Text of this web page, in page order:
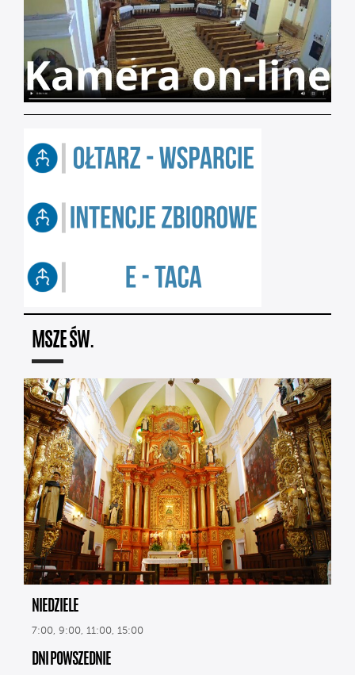
MSZE ŚW.
NIEDZIELE
7:00, 9:00, 11:00, 15:00
DNI POWSZEDNIE